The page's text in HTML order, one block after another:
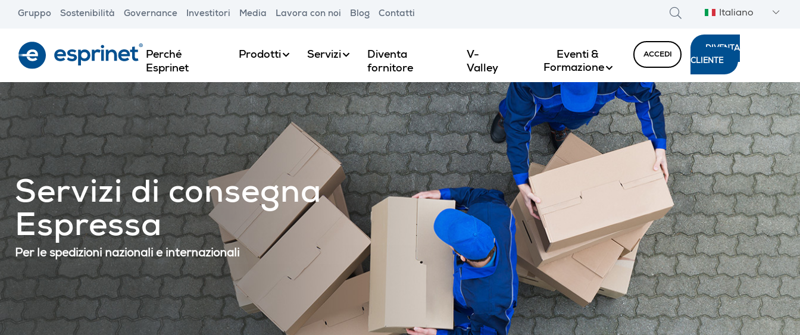
content
Gruppo Sostenibilità Governance Investitori Media Lavora con noi Blog Contatti Italiano
Perché
Esprinet
Prodotti Servizi
Diventa
fornitore
V-
Valley
Eventi &
Formazione
ACCEDI
DIVENTA
CLIENTE
Servizi di consegna
Espressa
Per le spedizioni nazionali e internazionali